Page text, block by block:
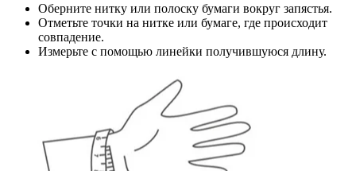
Оберните нитку или полоску бумаги вокруг запястья.
Отметьте точки на нитке или бумаге, где происходит
совпадение.
Измерьте с помощью линейки получившуюся длину.